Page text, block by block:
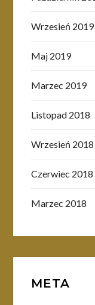
Wrzesień 2019
Maj 2019
Marzec 2019
Listopad 2018
Wrzesień 2018
Czerwiec 2018
Marzec 2018
META